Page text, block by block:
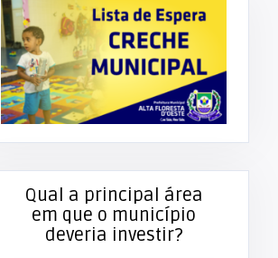
Qual a principal área
em que o município
deveria investir?